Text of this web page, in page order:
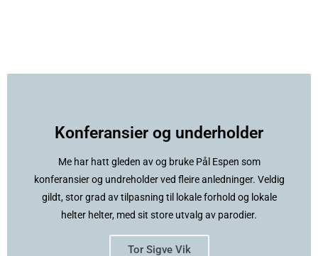
Konferansier og underholder
Me har hatt gleden av og bruke Pål Espen som
konferansier og undreholder ved fleire anledninger. Veldig
gildt, stor grad av tilpasning til lokale forhold og lokale
helter helter, med sit store utvalg av parodier.
Tor Sigve Vik